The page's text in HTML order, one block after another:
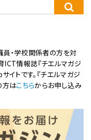
員・学校関係者の方を対
ICT情報誌『チエルマガジ
イトです。『チエルマガジ
方はこちらからお申し込み